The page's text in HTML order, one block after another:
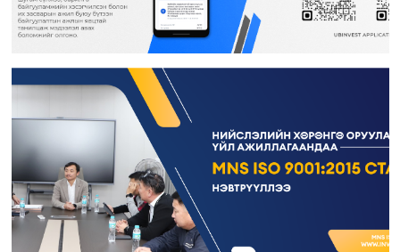
Дулаан хангамж, агаар сэлгэлтийн хяналтын инженер ажилд авна
Барилгын инженер ажилд авна
Мэргэшсэн төсөвчин ажилд авна
Жолооч ажилд авна
Зураг төслийн хяналтын инженер ажилд авна
“Нийслэлийн Хөрөнгө оруулалтын газар” ОНӨААТҮГ-т гэрээт үйлчлэгч
ажилд авна
Гидротехникийн хяналтын инженер ажилд авна